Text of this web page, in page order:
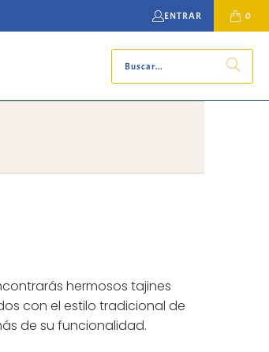
ENTRAR 0
hermosos tajines
con el estilo tradicional de
de su funcionalidad.